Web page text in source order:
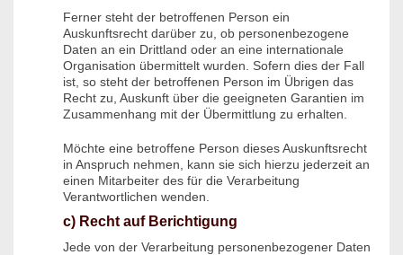
Ferner steht der betroffenen Person ein
Auskunftsrecht darüber zu, ob personenbezogene
Daten an ein Drittland oder an eine internationale
Organisation übermittelt wurden. Sofern dies der Fall
ist, so steht der betroffenen Person im Übrigen das
Recht zu, Auskunft über die geeigneten Garantien im
Zusammenhang mit der Übermittlung zu erhalten.
Möchte eine betroffene Person dieses Auskunftsrecht
in Anspruch nehmen, kann sie sich hierzu jederzeit an
einen Mitarbeiter des für die Verarbeitung
Verantwortlichen wenden.
c) Recht auf Berichtigung
Jede von der Verarbeitung personenbezogener Daten